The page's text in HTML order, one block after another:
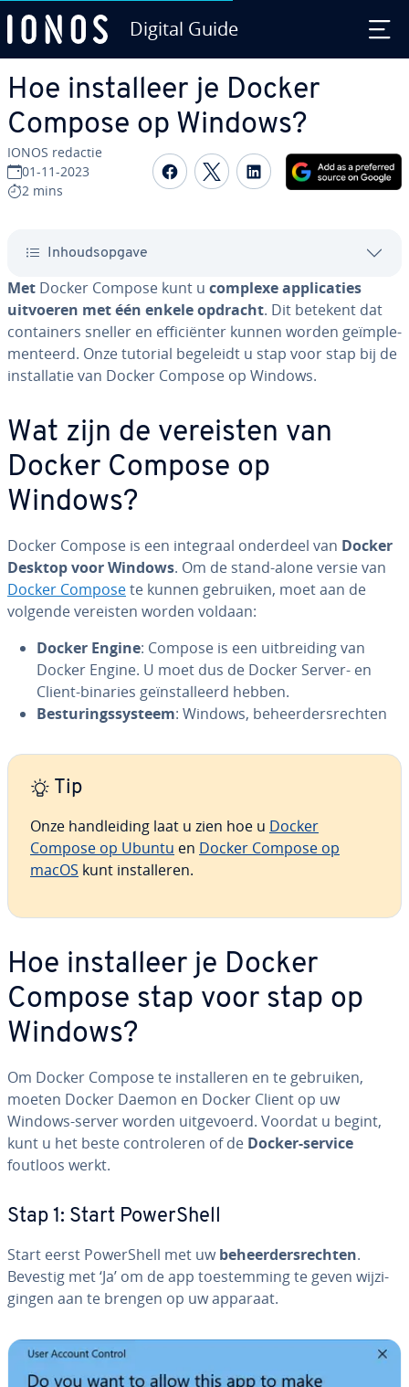
Digital Guide
Hoe in­stal­leer je Docker
Compose op Windows?
IONOS redactie
01-11-2023
2 mins
Delen op Facebook
Delen op Twitter
Delen op
In­houds­op­ga­ve
Met Docker Compose kunt u complexe ap­pli­ca­ties
uitvoeren met één enkele opdracht. Dit betekent dat
con­tai­ners sneller en ef­fi­ci­ën­ter kunnen worden ge­ïm­ple­
men­teerd. Onze tutorial begeleidt u stap voor stap bij de
in­stal­la­tie van Docker Compose op Windows.
Wat zijn de vereisten van
Docker Compose op
Windows?
Docker Compose is een integraal onderdeel van Docker
Desktop voor Windows. Om de stand-alone versie van
Docker Composete kunnen gebruiken, moet aan de
volgende vereisten worden voldaan:
Docker Engine: Compose is een uit­brei­ding van
Docker Engine. U moet dus de Docker Server- en
Client-binaries ge­ïn­stal­leerd hebben.
Be­stu­rings­sys­teem: Windows, be­heer­ders­rech­ten
Tip
Onze hand­lei­ding laat u zien hoe u Docker
Compose op Ubuntu en Docker Compose op
macOS kunt in­stal­le­ren.
Hoe in­stal­leer je Docker
Compose stap voor stap op
Windows?
Om Docker Compose te in­stal­le­ren en te gebruiken,
moeten Docker Daemon en Docker Client op uw
Windows-server worden uit­ge­voerd. Voordat u begint,
kunt u het beste con­tro­le­ren of de Docker-service
foutloos werkt.
Stap 1: Start Po­werS­hell
Start eerst Po­werS­hell met uwbe­heer­ders­rech­ten.
Bevestig met ‘Ja’ om de app toe­stem­ming te geven wij­zi­
gin­gen aan te brengen op uw apparaat.